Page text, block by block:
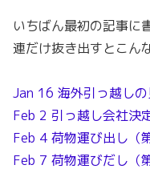
いちばん最初の記事に
連だけ抜き出すとこん
Jan 16 海外引っ越し
Feb 2 引っ越し会社決
Feb 4 荷物運び出し（
Feb 7 荷物運びだし（